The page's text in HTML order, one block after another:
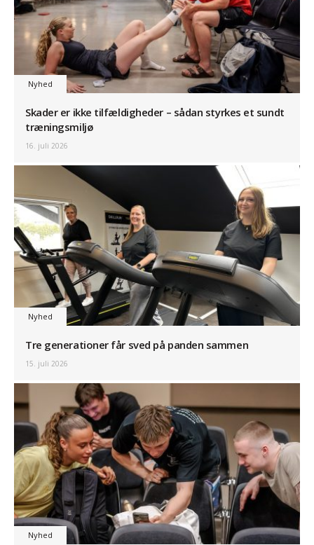
Nyhed
Skader er ikke tilfældigheder – sådan styrkes et sundt
træningsmiljø
16. juli 2026
Nyhed
Tre generationer får sved på panden sammen
15. juli 2026
Nyhed